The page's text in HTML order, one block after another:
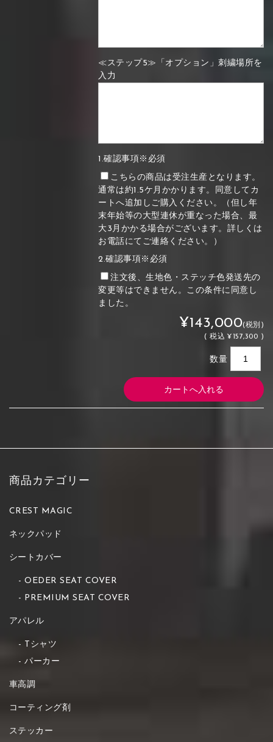
≪ステップ5≫「オプション」刺繍場所を
入力
1.確認事項※必須
こちらの商品は受注生産となります。
通常は約1.5ケ月かかります。同意してカ
ートへ追加しご購入ください。（但し年
末年始等の大型連休が重なった場合、最
大3月かかる場合がございます。詳しくは
お電話にてご連絡ください。）
2.確認事項※必須
注文後、生地色・ステッチ色発送先の
変更等はできません。この条件に同意し
ました。
¥143,000(税別)
(税込 ¥157,300 )
数量
商品カテゴリー
CREST MAGIC
ネックパッド
シートカバー
OEDER SEAT COVER
PREMIUM SEAT COVER
アパレル
Tシャツ
パーカー
車高調
コーティング剤
ステッカー